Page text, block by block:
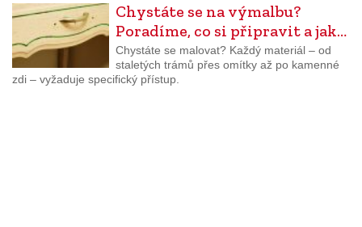
Chystáte se na výmalbu?
Poradíme, co si připravit a jak…
Chystáte se malovat? Každý materiál – od
staletých trámů přes omítky až po kamenné
zdi – vyžaduje specifický přístup.